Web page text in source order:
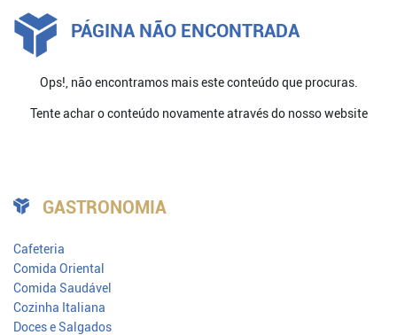
PÁGINA NÃO ENCONTRADA
Ops!, não encontramos mais este conteúdo que procuras.
Tente achar o conteúdo novamente através do nosso website
GASTRONOMIA
Cafeteria
Comida Oriental
Comida Saudável
Cozinha Italiana
Doces e Salgados